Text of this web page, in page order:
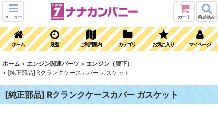
メニュー カート 商品検索
ホーム 履歴 ご利用案内 カテゴリ お気に入り マイページ
ホーム > エンジン関連パーツ > エンジン（腰下）
> [純正部品] Rクランクケースカバー ガスケット
[純正部品] Rクランクケースカバー ガスケット